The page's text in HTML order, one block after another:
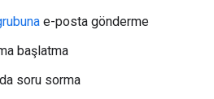
e-posta gönderme
başlatma
soru sorma